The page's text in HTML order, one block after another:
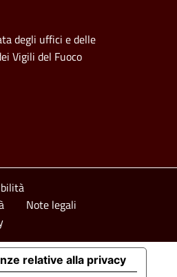
degli uffici e delle
Vigili del Fuoco
Note legali
relative alla privacy